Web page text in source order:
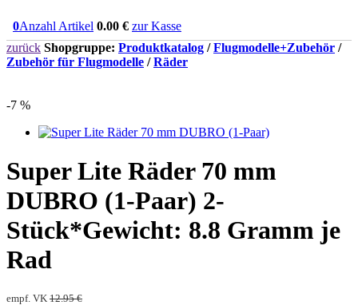
0Anzahl Artikel 0.00 € zur Kasse
zurück Shopgruppe: Produktkatalog /Flugmodelle+Zubehör /
Zubehör für Flugmodelle /Räder
-7 %
Super Lite Räder 70 mm
DUBRO (1-Paar) 2-
Stück*Gewicht: 8.8 Gramm je
Rad
empf. VK 12.95 €